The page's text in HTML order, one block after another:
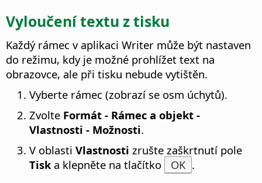
Vyloučení textu z tisku
Každý rámec v aplikaci Writer může být nastaven
do režimu, kdy je možné prohlížet text na
obrazovce, ale při tisku nebude vytištěn.
Vyberte rámec (zobrazí se osm úchytů).
Zvolte Formát - Rámec a objekt -
Vlastnosti - Možnosti.
V oblasti Vlastnosti zrušte zaškrtnutí pole
Tisk a klepněte na tlačítko OK .